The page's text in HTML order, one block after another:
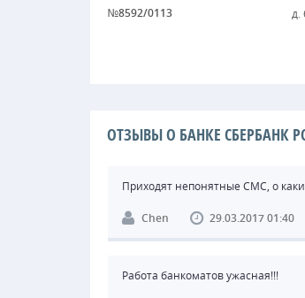
№8592/0113
д.
ОТЗЫВЫ О БАНКЕ СБЕРБАНК
Приходят непонятные СМС, о
Chen 29.03.2017 01:40
Работа банкоматов ужасная!!!